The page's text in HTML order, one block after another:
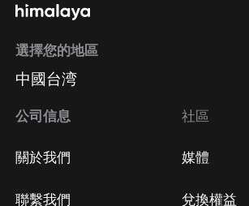
選擇您的地區
中國台湾
公司信息
關於我們
聯繫我們
社區
媒體
兌換權益